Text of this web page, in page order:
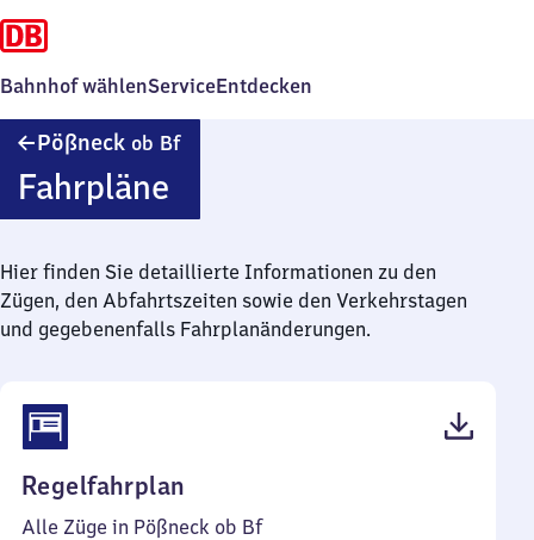
Bahnhof wählenServiceEntdecken
Pößneck ob BfPößneck
Fahrpläne
Hier finden Sie detaillierte Informationen zu den
Zügen, den Abfahrtszeiten sowie den Verkehrstagen
und gegebenenfalls Fahrplanänderungen.
Regelfahrplan
45
Alle Züge in Pößneck ob Bf